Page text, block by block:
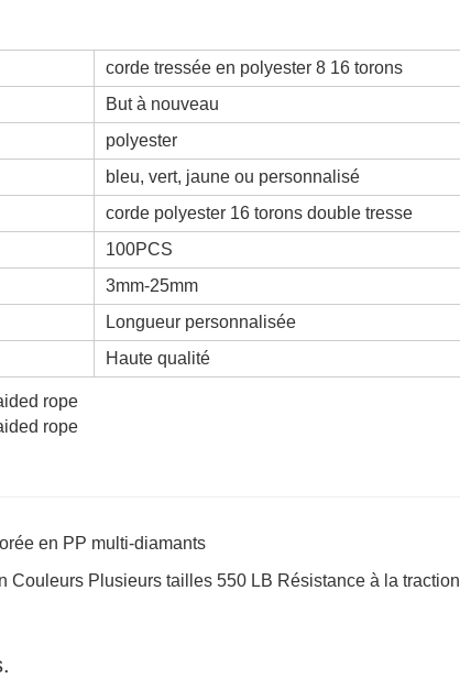
corde tressée en polyester 8 16 torons
But à nouveau
polyester
bleu, vert, jaune ou personnalisé
corde polyester 16 torons double tresse
100PCS
3mm-25mm
Longueur personnalisée
Haute qualité
en PP multi-diamants
Couleurs Plusieurs tailles 550 LB Résistance à la traction